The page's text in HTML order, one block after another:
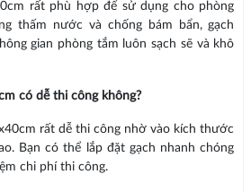
rất phù hợp để sử dụng cho phòng
thấm nước và chống bám bẩn, gạch
gian phòng tắm luôn sạch sẽ và khô
có dễ thi công không?
rất dễ thi công nhờ vào kích thước
Bạn có thể lắp đặt gạch nhanh chóng
chi phí thi công.